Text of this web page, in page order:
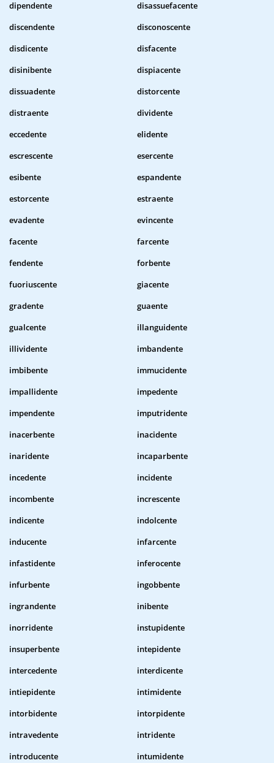
dipendente
disassuefacente
discendente
disconoscente
disdicente
disfacente
disinibente
dispiacente
dissuadente
distorcente
distraente
dividente
eccedente
elidente
escrescente
esercente
esibente
espandente
estorcente
estraente
evadente
evincente
facente
farcente
fendente
forbente
fuoriuscente
giacente
gradente
guaente
gualcente
illanguidente
illividente
imbandente
imbibente
immucidente
impallidente
impedente
impendente
imputridente
inacerbente
inacidente
inaridente
incaparbente
incedente
incidente
incombente
increscente
indicente
indolcente
inducente
infarcente
infastidente
inferocente
infurbente
ingobbente
ingrandente
inibente
inorridente
instupidente
insuperbente
intepidente
intercedente
interdicente
intiepidente
intimidente
intorbidente
intorpidente
intravedente
intridente
introducente
intumidente